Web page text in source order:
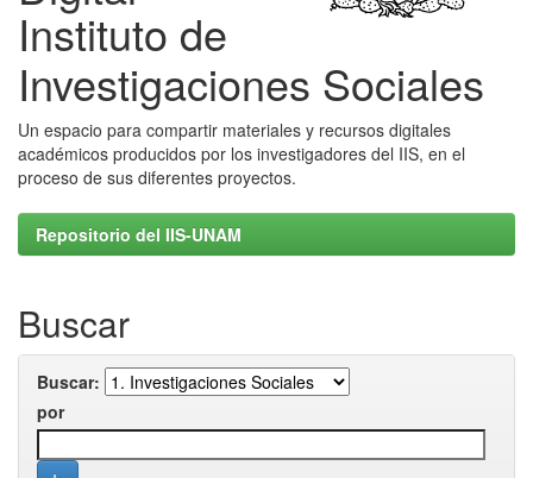
Instituto de
Investigaciones Sociales
Un espacio para compartir materiales y recursos digitales
académicos producidos por los investigadores del IIS, en el
proceso de sus diferentes proyectos.
Repositorio del IIS-UNAM
Buscar
Buscar:
por